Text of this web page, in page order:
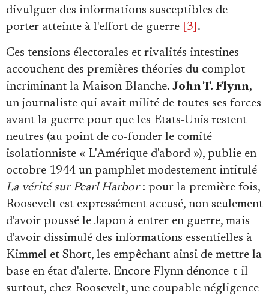
divulguer des informations susceptibles de
porter atteinte à l'effort de guerre
[3] .
Ces tensions électorales et rivalités intestines
accouchent des premières théories du complot
incriminant la Maison Blanche. John T. Flynn,
un journaliste qui avait milité de toutes ses forces
avant la guerre pour que les Etats-Unis restent
neutres (au point de co-fonder le comité
isolationniste « L'Amérique d'abord »), publie en
octobre 1944 un pamphlet modestement intitulé
La vérité sur Pearl Harbor: pour la première fois,
Roosevelt est expressément accusé, non seulement
d'avoir poussé le Japon à entrer en guerre, mais
d'avoir dissimulé des informations essentielles à
Kimmel et Short, les empêchant ainsi de mettre la
base en état d'alerte. Encore Flynn dénonce-t-il
surtout, chez Roosevelt, une coupable négligence